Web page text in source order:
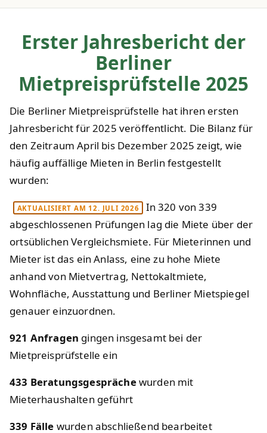
Erster Jahresbericht der
Berliner
Mietpreisprüfstelle 2025
Die Berliner Mietpreisprüfstelle hat ihren ersten
Jahresbericht für 2025 veröffentlicht. Die Bilanz für
den Zeitraum April bis Dezember 2025 zeigt, wie
häufig auffällige Mieten in Berlin festgestellt
wurden:
AKTUALISIERT AM 12. JULI 2026
In 320 von 339
abgeschlossenen Prüfungen lag die Miete über der
ortsüblichen Vergleichsmiete. Für Mieterinnen und
Mieter ist das ein Anlass, eine zu hohe Miete
anhand von Mietvertrag, Nettokaltmiete,
Wohnfläche, Ausstattung und Berliner Mietspiegel
genauer einzuordnen.
921 Anfragen gingen insgesamt bei der
Mietpreisprüfstelle ein
433 Beratungsgesprächewurden mit
Mieterhaushalten geführt
339 Fälle wurden abschließend bearbeitet